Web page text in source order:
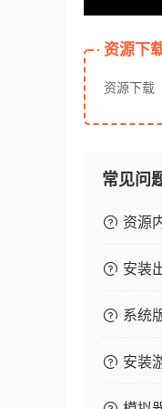
资源下
资源下载
常见问
资源
安装
系统
安装